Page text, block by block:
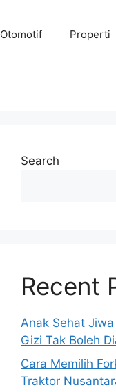
Otomotif Properti
Search
Recent
Anak Sehat
Gizi Tak Boleh
Cara Memilih
Traktor